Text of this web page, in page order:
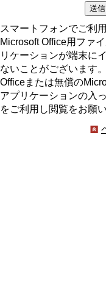
スマートフォンでご利
Microsoft Office用ファ
リケーションが端末に
ないことがございます
Officeまたは無償の
アプリケーションの入
をご利用し閲覧をお願